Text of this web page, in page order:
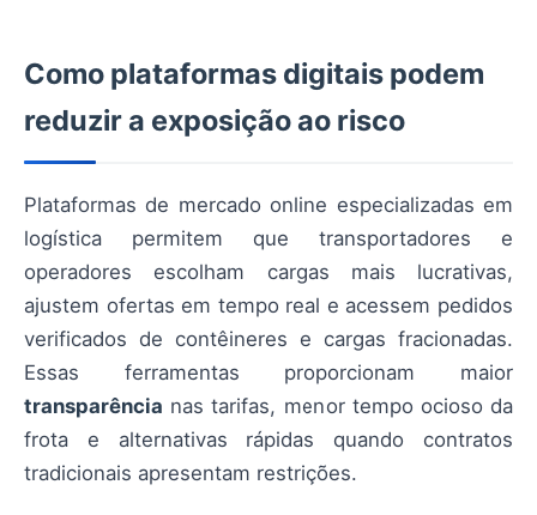
Como plataformas digitais podem
reduzir a exposição ao risco
Plataformas de mercado online especializadas em
logística permitem que transportadores e
operadores escolham cargas mais lucrativas,
ajustem ofertas em tempo real e acessem pedidos
verificados de contêineres e cargas fracionadas.
Essas ferramentas proporcionam maior
transparência nas tarifas, menor tempo ocioso da
frota e alternativas rápidas quando contratos
tradicionais apresentam restrições.